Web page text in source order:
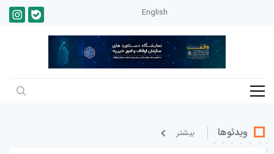
English
ویدئوها بيشتر